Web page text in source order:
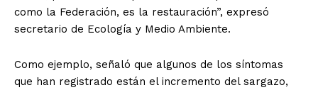
como la Federación, es la restauración”, expresó
secretario de Ecología y Medio Ambiente.
Como ejemplo, señaló que algunos de los síntomas
que han registrado están el incremento del sargazo,